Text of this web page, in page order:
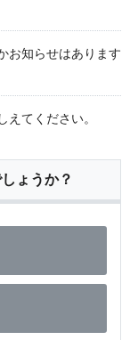
お知らせはあります
えてください。
ょうか？